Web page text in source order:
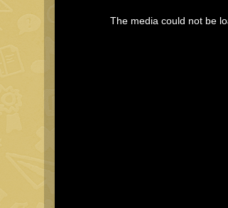
The media could not be